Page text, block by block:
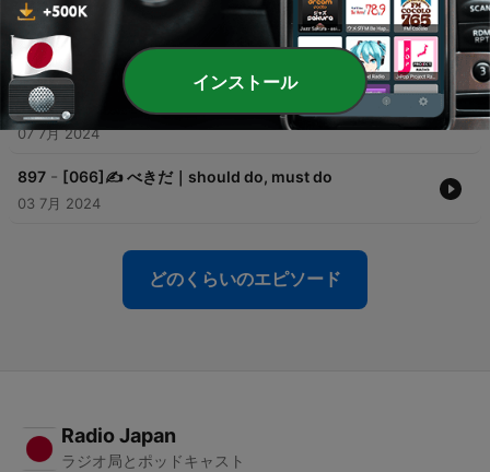
Football Championship for fourth time, beating
18 7月 2024
898 - [067]🆓 なにかありましたか？｜Did something
happen?
07 7月 2024
897 - [066]✍️ べきだ｜should do, must do
03 7月 2024
どのくらいのエピソード
Radio Japan
ラジオ局とポッドキャスト
インストール